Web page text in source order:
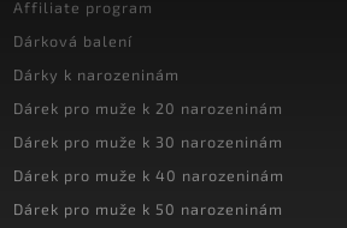
Affiliate program
Dárková balení
Dárky k narozeninám
Dárek pro muže k 20 narozeninám
Dárek pro muže k 30 narozeninám
Dárek pro muže k 40 narozeninám
Dárek pro muže k 50 narozeninám